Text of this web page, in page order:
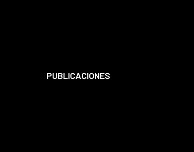
PUBLICACIONES